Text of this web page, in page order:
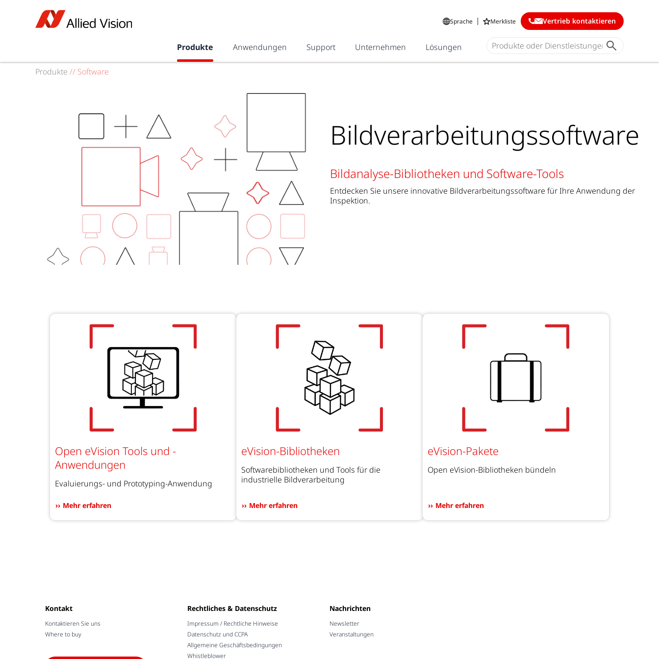
Sprache Merkliste Vertrieb kontaktieren
Produkte Anwendungen Support Unternehmen Lösungen
Produkte // Software
Bildverarbeitungssoftware
Bildanalyse-Bibliotheken und Software-Tools
Entdecken Sie unsere innovative Bildverarbeitungssoftware für Ihre Anwendung der
Inspektion.
Open eVision Tools und -
Anwendungen
Evaluierungs- und Prototyping-Anwendung
Mehr erfahren
eVision-Bibliotheken
Softwarebibliotheken und Tools für die
industrielle Bildverarbeitung
Mehr erfahren
eVision-Pakete
Open eVision-Bibliotheken bündeln
Mehr erfahren
Kontakt
Kontaktieren Sie uns
Where to buy
Rechtliches & Datenschutz
Impressum / Rechtliche Hinweise
Datenschutz und CCPA
Allgemeine Geschäftsbedingungen
Whistleblower
Nachrichten
Newsletter
Veranstaltungen